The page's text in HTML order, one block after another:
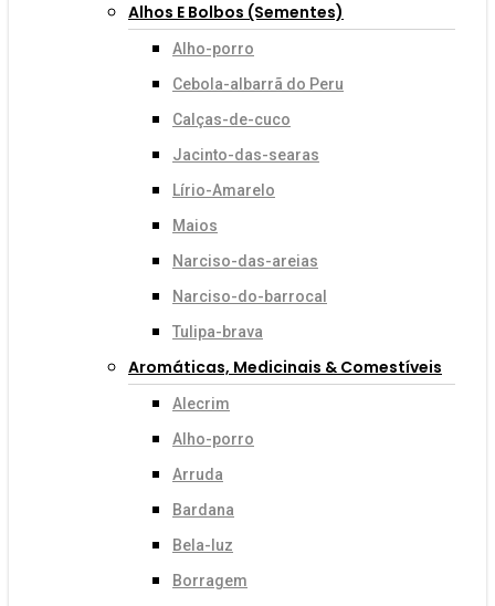
Alhos E Bolbos (sementes)
Alho-porro
Cebola-albarrã do Peru
Calças-de-cuco
Jacinto-das-searas
Lírio-Amarelo
Maios
Narciso-das-areias
Narciso-do-barrocal
Tulipa-brava
Aromáticas, Medicinais & Comestíveis
Alecrim
Alho-porro
Arruda
Bardana
Bela-luz
Borragem